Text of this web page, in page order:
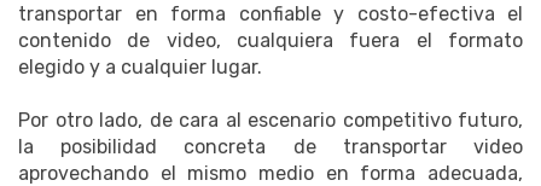
transportar en forma confiable y costo-efectiva el
contenido de video, cualquiera fuera el formato
elegido y a cualquier lugar.
Por otro lado, de cara al escenario competitivo futuro,
la posibilidad concreta de transportar video
aprovechando el mismo medio en forma adecuada,